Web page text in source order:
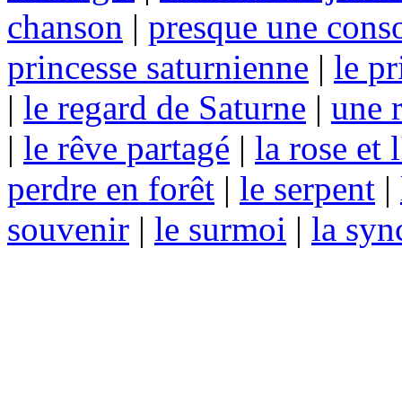
chanson | presque une
princesse saturnienne | le
| le regard de Saturne | une
| le rêve partagé | la rose et
perdre en forêt | le serpent |
souvenir | le surmoi | la